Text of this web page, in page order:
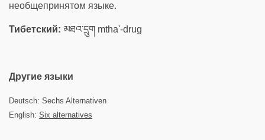
необщепринятом языке.
Тибетский: མཐའ་དྲུག mtha'-drug
Другие языки
Deutsch: Sechs Alternativen
English: Six alternatives